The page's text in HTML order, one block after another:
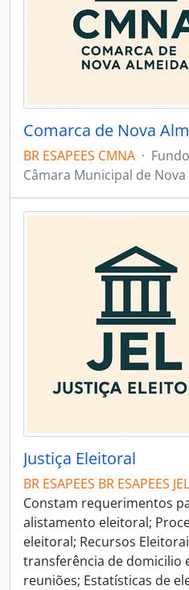
Comarca de Nova
BR ESAPEES CMNA · Fundo
Câmara Municipal de
Justiça Eleitoral
BR ESAPEES BR ESAPEES JEL
Constam requerimentos
alistamento eleitoral;
eleitoral; Recursos
transferência de domicilio
reuniões; Estatísticas de